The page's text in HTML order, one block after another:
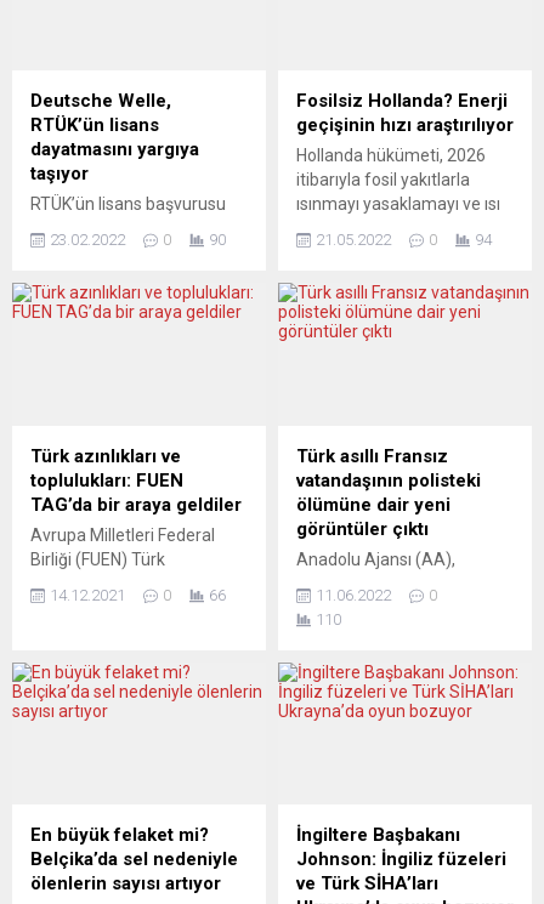
Deutsche Welle,
RTÜK’ün lisans
dayatmasını yargıya
taşıyor
RTÜK’ün lisans başvurusu
Deutsche Welle (DW),
ve “Türk mahkemeleri
nezdinde dava açacağını”
Televizyon Üst Kurulu’na
(RTÜK) lisans başvurusunda
bulunmayacağını belirterek,
konuyu yargıya taşıyacağını
açıkladı. DW’den yapılan
yazılı açıklamada, RTÜK’ün,
DW’nin internet aracılığıyla...
23.02.2022 0 90
Fosilsiz Hollanda? Enerji
geçişinin hızı araştırılıyor
Hollanda hükümeti, 2026
itibarıyla fosil yakıtlarla
ısınmayı yasaklamayı ve ısı
teşvik etmeyi planlıyor.
Ukrayna’daki savaş ve
Rusya’dan gelen fosil
işe yarayabileceği
konusunda şüpheli. DE
TELEGRAAF (Hollanda)
ŞEBEKE KAPASİTELERİ
ARTIRILMALI De Telegraaf,
temiz...
21.05.2022 0 94
Türk azınlıkları ve
toplulukları: FUEN
TAG’da bir araya geldiler
Avrupa Milletleri Federal
Birliği (FUEN) Türk
Çalışma Grubu (TAG) 7. Yıllık
Çevrimiçi düzenlenen
toplantıda FUEN’e üye Türk
Türk toplumunu temsilen
Avrupa Batı Trakya Türk
Federasyonu (ABTTF) ve
14.12.2021 0 66
Türk asıllı Fransız
vatandaşının polisteki
ölümüne dair yeni
görüntüler çıktı
Anadolu Ajansı (AA),
gözaltına aldığı ve ters
kelepçe takarak yüz üstü
asıllı Fransız vatandaşı
Merter Keskin’in nezarette
olaya ilişkin yeni görüntülere
ulaştı. AA, Keskin’in karakola
girdiği, nezarete
götürüldüğü ve nezarette
11.06.2022
0
110
En büyük felaket mi?
Belçika’da sel nedeniyle
ölenlerin sayısı artıyor
İngiltere Başbakanı
Johnson: İngiliz füzeleri
ve Türk SİHA’ları